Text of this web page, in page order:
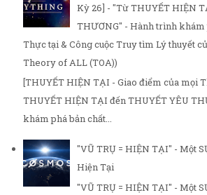
Kỳ 26] - "Từ THUYẾT HIỆN
THƯƠNG" - Hành trình khám
Thực tại & Công cuộc Truy tìm Lý thuyết
Theory of ALL (TOA))
[THUYẾT HIỆN TẠI - Giao điểm của mọi
THUYẾT HIỆN TẠI đến THUYẾT YÊU
khám phá bản chất...
"VŨ TRỤ = HIỆN TẠI" - Một
Hiện Tại
"VŨ TRỤ = HIỆN TẠI" - Một